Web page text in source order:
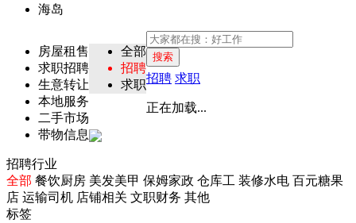
海岛
房屋租售
求职招聘
生意转让
本地服务
二手市场
带物信息
全部
招聘
求职
招聘行业
全部 餐饮厨房 美发美甲 保姆家政 仓库工 装修水电 百元糖果
店 运输司机 店铺相关 文职财务 其他
标签
搜索
招聘 求职
正在加载...